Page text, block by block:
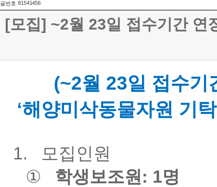
글번호 81541456
[모집] ~2월 23일 접수기간 연
(~2월 23일 접수기
‘해양미삭동물자원 기
1.
모집인원
①
학생보조원: 1명